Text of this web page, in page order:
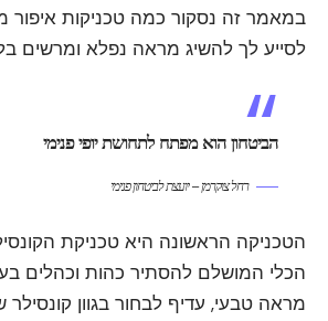
במאמר זה נסקור כמה טכניקות איפור
לסייע לך להשיג מראה נפלא ומרשים
הביטחון הוא מפתח לתחושת יופי פנימי
רחל צוקרמן – יועצת לביטחון פנימי
הטכניקה הראשונה היא טכניקת
הכלי המושלם להסתיר כהות וכהלים
מראה טבעי, עדיף לבחור בגוון קונסילר